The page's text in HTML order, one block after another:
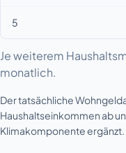
5
Je weiterem
monatlich.
Der tatsächliche
Haushaltseinkommen ab
Klimakomponente ergänzt.